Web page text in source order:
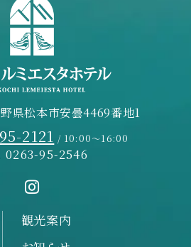
県松本市安曇4469番地1
2121 / 10:00～16:00
0263-95-2546
観光案内